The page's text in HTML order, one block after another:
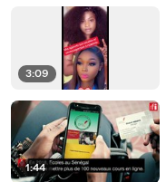
3:09
1:44